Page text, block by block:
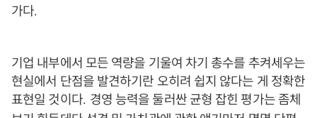
가다.
기업 내부에서 모든 역량을 기울여 차기 총수를 추켜세우는
현실에서 단점을 발견하기란 오히려 쉽지 않다는 게 정확한
표현일 것이다. 경영 능력을 둘러싼 균형 잡힌 평가는 좀체